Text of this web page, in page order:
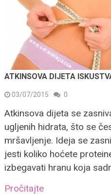
ATKINSOVA DIJETA
03/07/2015 0
Atkinsova dijeta se
ugljenih hidrata, što se
mršavljenje. Ideja se
jesti koliko hoćete
izbegavati hranu koja
Pročitajte